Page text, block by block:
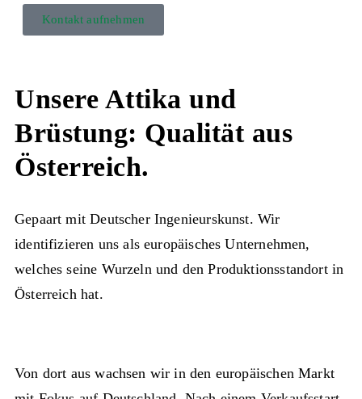
Kontakt aufnehmen
Unsere Attika und
Brüstung: Qualität aus
Österreich.
Gepaart mit Deutscher Ingenieurskunst. Wir
identifizieren uns als europäisches Unternehmen,
welches seine Wurzeln und den Produktionsstandort in
Österreich hat.
Von dort aus wachsen wir in den europäischen Markt